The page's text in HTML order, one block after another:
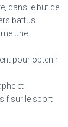
dans le but de
battus.
une
pour obtenir
et
sur le sport